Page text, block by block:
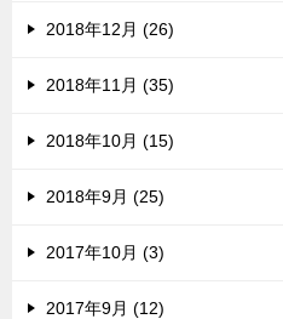
2018年12月 (26)
2018年11月 (35)
2018年10月 (15)
2018年9月 (25)
2017年10月 (3)
2017年9月 (12)